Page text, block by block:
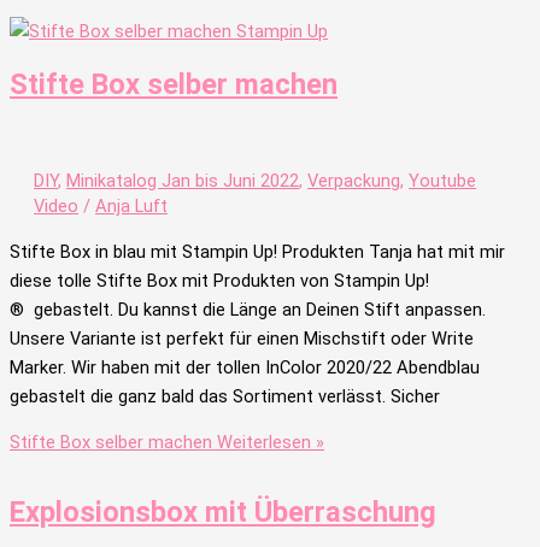
Stifte Box selber machen
DIY, Minikatalog Jan bis Juni 2022, Verpackung, Youtube
Video / Anja Luft
Stifte Box in blau mit Stampin Up! Produkten Tanja hat mit mir
diese tolle Stifte Box mit Produkten von Stampin Up!
® gebastelt. Du kannst die Länge an Deinen Stift anpassen.
Unsere Variante ist perfekt für einen Mischstift oder Write
Marker. Wir haben mit der tollen InColor 2020/22 Abendblau
gebastelt die ganz bald das Sortiment verlässt. Sicher
Stifte Box selber machen Weiterlesen »
Explosionsbox mit Überraschung